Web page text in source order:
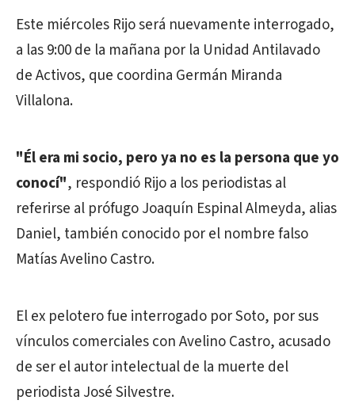
Este miércoles Rijo será nuevamente interrogado,
a las 9:00 de la mañana por la Unidad Antilavado
de Activos, que coordina Germán Miranda
Villalona.
"Él era mi socio, pero ya no es la persona que yo
conocí", respondió Rijo a los periodistas al
referirse al prófugo Joaquín Espinal Almeyda, alias
Daniel, también conocido por el nombre falso
Matías Avelino Castro.
El ex pelotero fue interrogado por Soto, por sus
vínculos comerciales con Avelino Castro, acusado
de ser el autor intelectual de la muerte del
periodista José Silvestre.